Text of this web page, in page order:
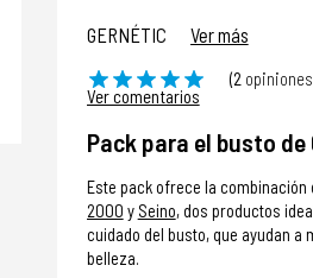
GERNÉTIC Ver más
(2 opiniones
Ver comentarios
Pack para el busto
Este pack ofrece la combinación
2000 y Seino, dos productos
cuidado del busto, que ayudan a
belleza.